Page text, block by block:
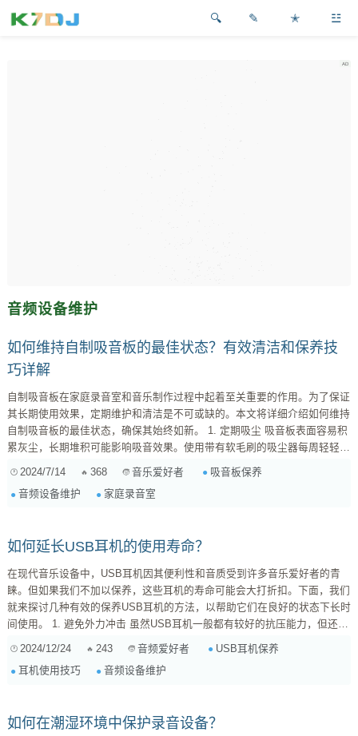
✎ ✭ ☳
音频设备维护
如何维持自制吸音板的最佳状态？有效清洁和保养技
巧详解
自制吸音板在家庭录音室和音乐制作过程中起着至关重要的作用。为了保证
其长期使用效果，定期维护和清洁是不可或缺的。本文将详细介绍如何维持
自制吸音板的最佳状态，确保其始终如新。 1. 定期吸尘 吸音板表面容易积
累灰尘，长期堆积可能影响吸音效果。使用带有软毛刷的吸尘器每周轻轻吸
以选择不含化学溶剂的温和清洁剂。用微湿的软布擦拭吸音板表面，切忌使
用过多的水分，以防止材料受潮变形。 3. 防霉措施 吸音板在潮湿环境下容
2024/7/14 368 音乐爱好者
吸音板保养
音频设备维护
家庭录音室
如何延长USB耳机的使用寿命？
在现代音乐设备中，USB耳机因其便利性和音质受到许多音乐爱好者的青
睐。但如果我们不加以保养，这些耳机的寿命可能会大打折扣。下面，我们
就来探讨几种有效的保养USB耳机的方法，以帮助它们在良好的状态下长时
间使用。 1. 避免外力冲击 虽然USB耳机一般都有较好的抗压能力，但还是
其放在专用的耳机盒中，能更好地保护耳机免受外部损伤。 2. 定期清洁 耳
机的清洁工作同样重要。长时间使用后，耳机的耳垫和插头可能会积累灰尘
2024/12/24 243 音频爱好者
USB耳机保养
耳机使用技巧
音频设备维护
如何在潮湿环境中保护录音设备？